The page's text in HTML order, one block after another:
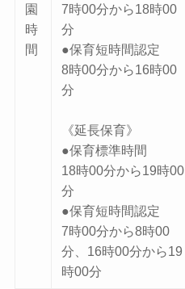
園
時
間
7時00分から18時00
分
●保育短時間認定
8時00分から16時00
分
《延長保育》
●保育標準時間
18時00分から19時00
分
●保育短時間認定
7時00分から8時00
分、16時00分から19
時00分